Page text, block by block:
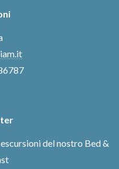
del nostro Bed &